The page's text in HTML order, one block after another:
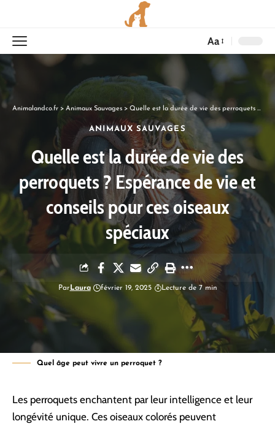
Aa
Animalandco.fr > Animaux Sauvages > Quelle est la durée de vie des perroquets ? Espérance de vie et conseils pour ces oiseaux spéciaux
ANIMAUX SAUVAGES
Quelle est la durée de vie des
perroquets ? Espérance de vie et
conseils pour ces oiseaux
spéciaux
Par Laura février 19, 2025 Lecture de 7 min
Quel âge peut vivre un perroquet ?
Les perroquets enchantent par leur intelligence et leur
longévité unique. Ces oiseaux colorés peuvent